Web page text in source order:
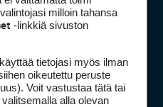
yhteystiedot
milloin tahansa
-linkkiä sivuston
tietojasi myös ilman
oikeutettu peruste
Voit vastustaa tätä tai
alla olevan